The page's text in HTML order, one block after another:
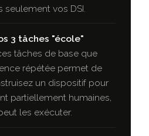
seulement vos DSI.
3 tâches "école"
tâches de base que
répétée permet de
un dispositif pour
partiellement humaines,
les exécuter.